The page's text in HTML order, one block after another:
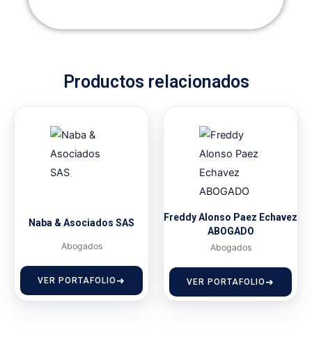
Productos relacionados
Naba & Asociados SAS
Abogados
VER PORTAFOLIO
Freddy Alonso Paez Echavez
ABOGADO
Abogados
VER PORTAFOLIO